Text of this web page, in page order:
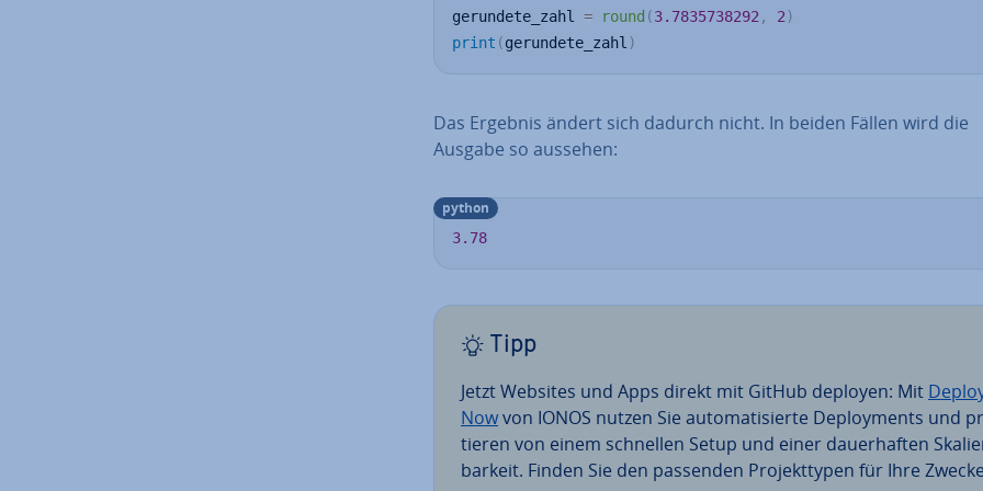
gerundete_zahl = round (3.7835738292 , 2 )
print (gerundete_zahl )
Das Ergebnis ändert sich dadurch nicht. In beiden Fällen wird die
Ausgabe so aussehen:
3.78
python
Tipp
Jetzt Websites und Apps direkt mit GitHub deployen: Mit
Nowvon IONOS nutzen Sie au­to­ma­ti­sier­te De­ploy­ments und
tie­ren von einem schnellen Setup und einer dau­er­haf­ten
bar­keit. Finden Sie den passenden Pro­jekt­ty­pen für Ihre